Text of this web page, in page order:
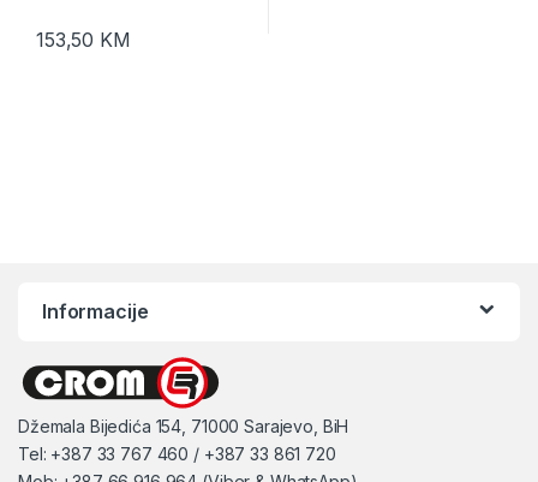
153,50 KM
Informacije
Džemala Bijedića 154, 71000 Sarajevo, BiH
Tel: +387 33 767 460 / +387 33 861 720